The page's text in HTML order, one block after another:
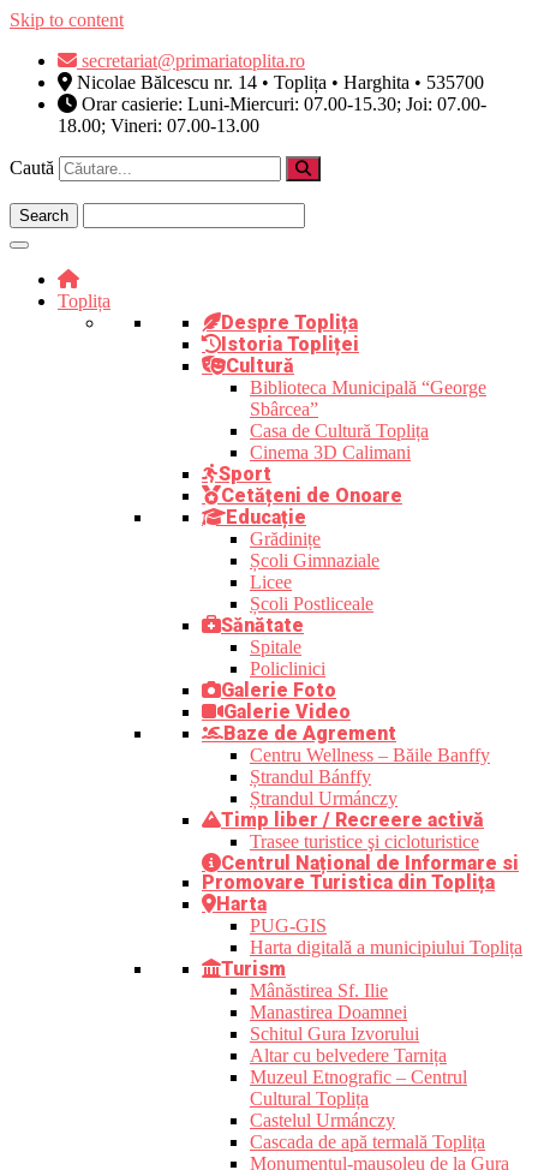
Skip to content
secretariat@primariatoplita.ro
Nicolae Bălcescu nr. 14 • Toplița • Harghita • 535700
Orar casierie: Luni-Miercuri: 07.00-15.30; Joi: 07.00-
18.00; Vineri: 07.00-13.00
Caută
Toplița
Despre Toplița
Istoria Topliței
Cultură
Biblioteca Municipală “George
Sbârcea”
Casa de Cultură Toplița
Cinema 3D Calimani
Sport
Cetățeni de Onoare
Educație
Grădinițe
Școli Gimnaziale
Licee
Școli Postliceale
Sănătate
Spitale
Policlinici
Galerie Foto
Galerie Video
Baze de Agrement
Centru Wellness – Băile Banffy
Ștrandul Bánffy
Ștrandul Urmánczy
Timp liber / Recreere activă
Trasee turistice şi cicloturistice
Centrul Național de Informare si
Promovare Turistica din Toplița
Harta
PUG-GIS
Harta digitală a municipiului Toplița
Turism
Mânăstirea Sf. Ilie
Manastirea Doamnei
Schitul Gura Izvorului
Altar cu belvedere Tarnița
Muzeul Etnografic – Centrul
Cultural Toplița
Castelul Urmánczy
Cascada de apă termală Toplița
Monumentul-mausoleu de la Gura